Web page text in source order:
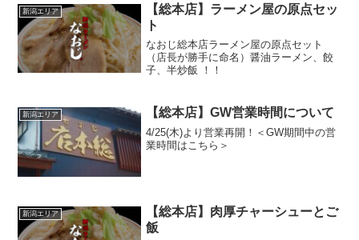
新潟エリア
【総本店】ラーメン屋の原点セッ
ト
なおじ総本店ラーメン屋の原点セット
（店長が勝手に命名）醤油ラーメン、餃
子、半炒飯 ！！
新潟エリア 【総本店】GW営業時間について
4/25(木)より営業再開！＜GW期間中の営
業時間はこちら＞
新潟エリア
【総本店】肉厚チャーシューとご
飯